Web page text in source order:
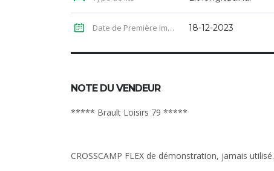
Date de Première Immatriculation 18-12-2023
NOTE DU VENDEUR
***** Brault Loisirs 79 *****
CROSSCAMP FLEX de démonstration, jamais utilisé.